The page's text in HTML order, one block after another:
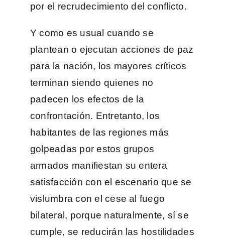
por el recrudecimiento del conflicto.
Y como es usual cuando se
plantean o ejecutan acciones de paz
para la nación, los mayores críticos
terminan siendo quienes no
padecen los efectos de la
confrontación. Entretanto, los
habitantes de las regiones más
golpeadas por estos grupos
armados manifiestan su entera
satisfacción con el escenario que se
vislumbra con el cese al fuego
bilateral, porque naturalmente, sí se
cumple, se reducirán las hostilidades